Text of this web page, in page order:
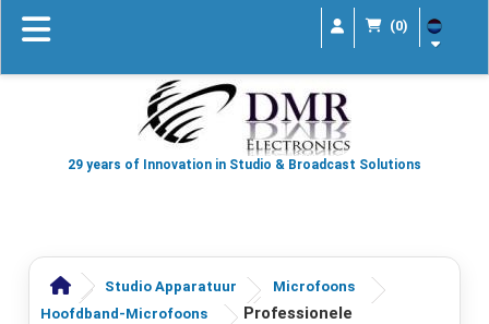
(0)
29 years of Innovation in Studio & Broadcast Solutions
Studio Apparatuur
Microfoons
Hoofdband-Microfoons
Professionele